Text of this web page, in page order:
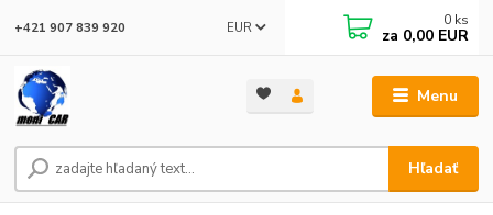
Menu
EUR
Hľadať
+421 907 839 920 0 ks
za 0,00 EUR